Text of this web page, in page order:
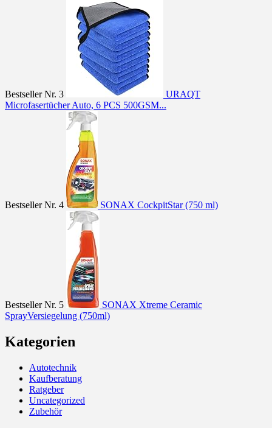
Bestseller Nr. 3
URAQT
Microfasertücher Auto, 6 PCS 500GSM...
Bestseller Nr. 4 SONAX CockpitStar (750 ml)
Bestseller Nr. 5
SONAX Xtreme Ceramic
SprayVersiegelung (750ml)
Kategorien
Autotechnik
Kaufberatung
Ratgeber
Uncategorized
Zubehör